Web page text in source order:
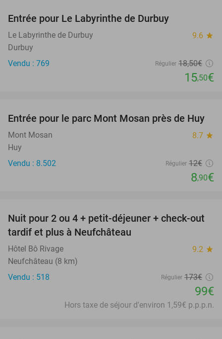
Entrée pour Le Labyrinthe de Durbuy
Le Labyrinthe de Durbuy 9.6 star
Durbuy
Vendu : 769
Régulier 18,50€
15,50€
26%
Entrée pour le parc Mont Mosan près de Huy
Mont Mosan 8.7 star
Huy
Vendu : 8.502
Régulier 12€
8,90€
43%
Nuit pour 2 ou 4 + petit-déjeuner + check-out
tardif et plus à Neufchâteau
Hôtel Bô Rivage 9.2 star
Neufchâteau (8 km)
Vendu : 518
Régulier 173€
99€
Hors taxe de séjour d'environ 1,59€ p.p.p.n.